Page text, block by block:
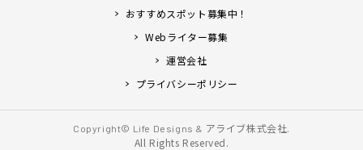
おすすめスポット募集中！
Webライター募集
運営会社
プライバシーポリシー
Copyright© Life Designs & アライブ株式会社.
All Rights Reserved.